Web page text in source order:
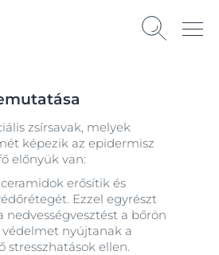
zsírsavak, melyek
képezik az epidermisz
előnyük van:
erősítik és
Ezzel egyrészt
nedvességvesztést a bőrön
nyújtanak a
stresszhatások ellen.